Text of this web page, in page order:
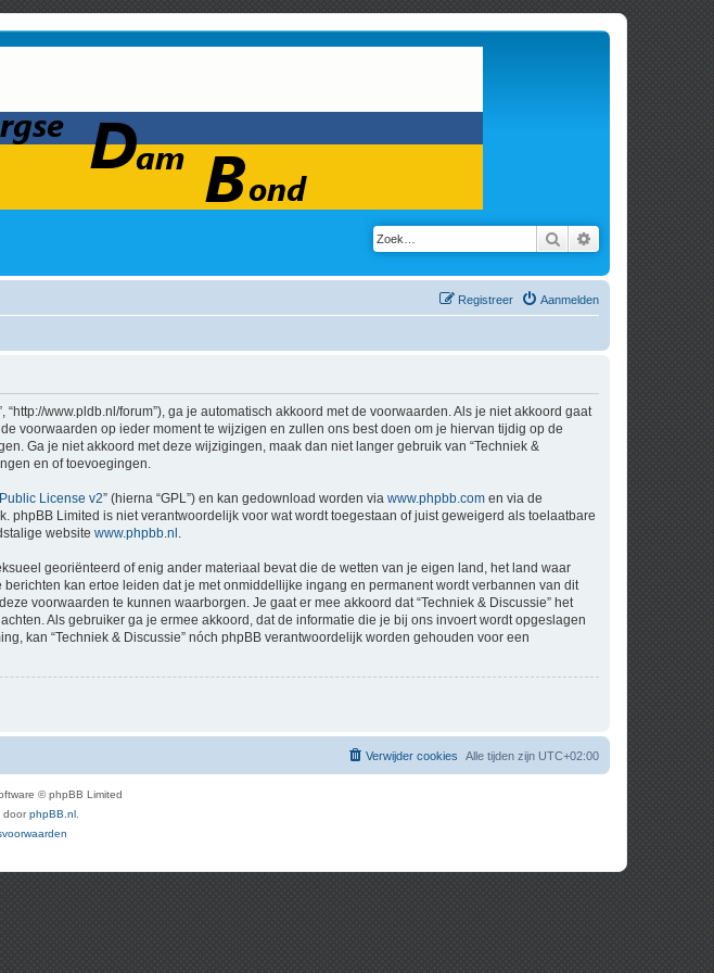
Zoek Uitgebreid zoeken
Aanmelden
Registreer
“http://www.pldb.nl/forum”), ga je automatisch akkoord met de voorwaarden. Als je niet akkoord gaat
voorwaarden op ieder moment te wijzigen en zullen ons best doen om je hiervan tijdig op de
Ga je niet akkoord met deze wijzigingen, maak dan niet langer gebruik van “Techniek &
en of toevoegingen.
License v2” (hierna “GPL”) en kan gedownload worden via www.phpbb.com en via de
phpBB Limited is niet verantwoordelijk voor wat wordt toegestaan of juist geweigerd als toelaatbare
website www.phpbb.nl
georiënteerd of enig ander materiaal bevat die de wetten van je eigen land, het land waar
kan ertoe leiden dat je met onmiddellijke ingang en permanent wordt verbannen van dit
voorwaarden te kunnen waarborgen. Je gaat er mee akkoord dat “Techniek & Discussie” het
Als gebruiker ga je ermee akkoord, dat de informatie die je bij ons invoert wordt opgeslagen
kan “Techniek & Discussie” nóch phpBB verantwoordelijk worden gehouden voor een
Alle tijden zijn UTC+02:00
Verwijder cookies
© phpBB Limited
doorphpBB.nl